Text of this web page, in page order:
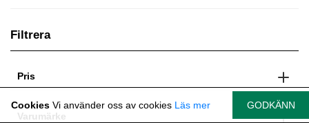
Filtrera
Pris
Varumärke
Cookies Vi använder oss av cookies Läs mer GODKÄNN